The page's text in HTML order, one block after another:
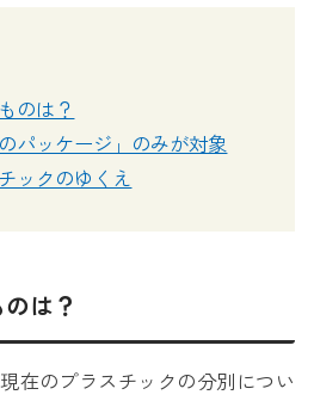
のは？
パッケージ」のみが対象
ックのゆくえ
は？
在のプラスチックの分別につい